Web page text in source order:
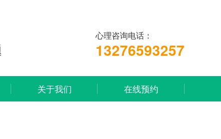
心理咨询电话：
13276593257
关于我们 在线预约